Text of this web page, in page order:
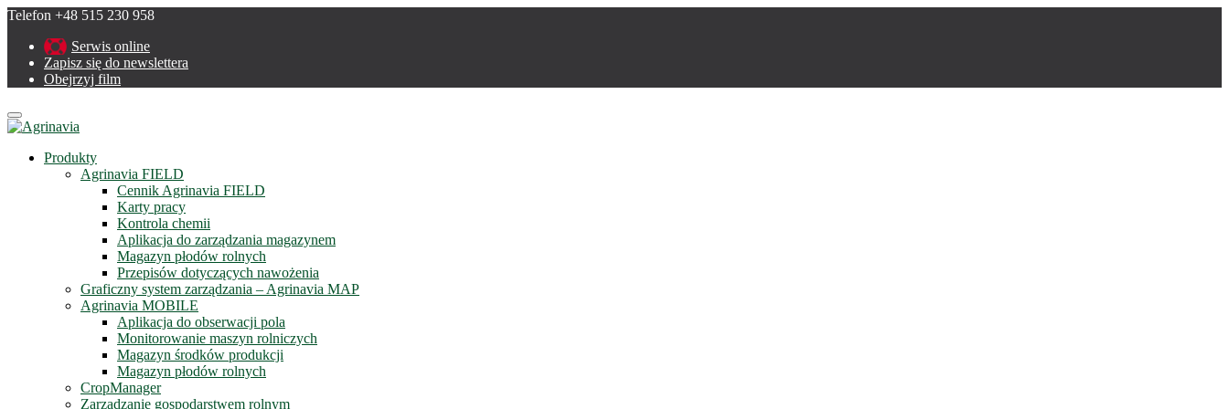
Telefon +48 515 230 958
Serwis online
Zapisz się do newslettera
Obejrzyj film
Menu
Produkty
Agrinavia FIELD
Cennik Agrinavia FIELD
Karty pracy
Kontrola chemii
Aplikacja do zarządzania magazynem
Magazyn płodów rolnych
Przepisów dotyczących nawożenia
Graficzny system zarządzania – Agrinavia MAP
Agrinavia MOBILE
Aplikacja do obserwacji pola
Monitorowanie maszyn rolniczych
Magazyn środków produkcji
Magazyn płodów rolnych
CropManager
Zarządzanie gospodarstwem rolnym